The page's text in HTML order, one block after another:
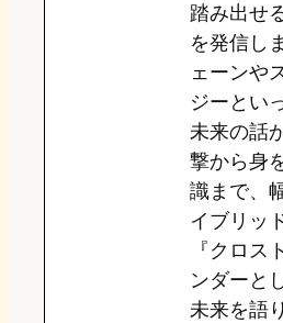
踏み出せ
を発信し
ェーンや
ジーとい
未来の話
撃から身
識まで、
イブリッ
『クロス
ンダーと
未来を語